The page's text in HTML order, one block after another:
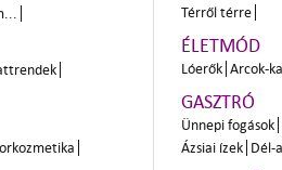
Térről térre
ÉLETMÓD
Lóerők Arcok-
GASZTRÓ
Ünnepi fogások
Ázsiai ízek Dél-